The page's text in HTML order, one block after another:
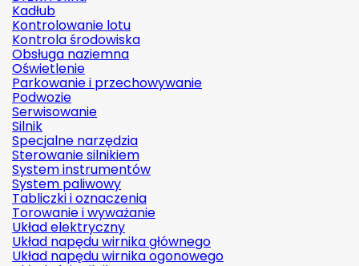
Kadłub
Kontrolowanie lotu
Kontrola środowiska
Obsługa naziemna
Oświetlenie
Parkowanie i przechowywanie
Podwozie
Serwisowanie
Silnik
Specjalne narzędzia
Sterowanie silnikiem
System instrumentów
System paliwowy
Tabliczki i oznaczenia
Torowanie i wyważanie
Układ elektryczny
Układ napędu wirnika głównego
Układ napędu wirnika ogonowego